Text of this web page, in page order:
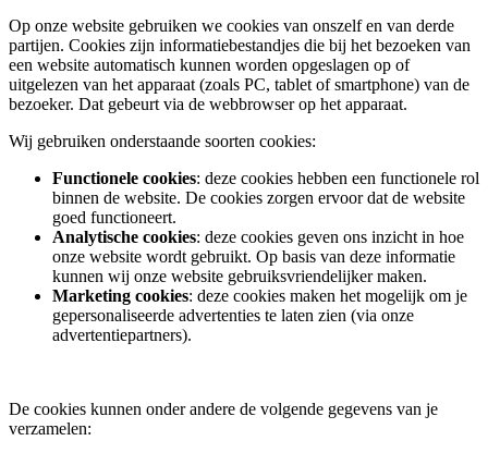
Op onze website gebruiken we cookies van onszelf en van derde
partijen. Cookies zijn informatiebestandjes die bij het bezoeken van
een website automatisch kunnen worden opgeslagen op of
uitgelezen van het apparaat (zoals PC, tablet of smartphone) van de
bezoeker. Dat gebeurt via de webbrowser op het apparaat.
Wij gebruiken onderstaande soorten cookies:
Functionele cookies: deze cookies hebben een functionele rol
binnen de website. De cookies zorgen ervoor dat de website
goed functioneert.
Analytische cookies: deze cookies geven ons inzicht in hoe
onze website wordt gebruikt. Op basis van deze informatie
kunnen wij onze website gebruiksvriendelijker maken.
Marketing cookies: deze cookies maken het mogelijk om je
gepersonaliseerde advertenties te laten zien (via onze
advertentiepartners).
De cookies kunnen onder andere de volgende gegevens van je
verzamelen: